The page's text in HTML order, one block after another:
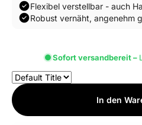
Flexibel verstellbar - auch
Robust vernäht, angenehm
Sofort versandbereit –
In den